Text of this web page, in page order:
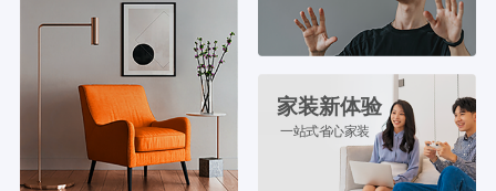
家装新体验
一站式省心家装